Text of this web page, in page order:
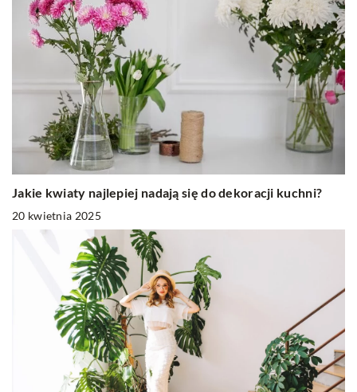
Jakie kwiaty najlepiej nadają się do dekoracji kuchni?
20 kwietnia 2025